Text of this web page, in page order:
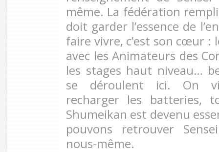
même. La fédération
doit garder l’essence de
faire vivre, c’est son cœur :
avec les Animateurs des
les stages haut niveau…
se déroulent ici. On
recharger les
Shumeikan est devenu
pouvons retrouver
nous-même.